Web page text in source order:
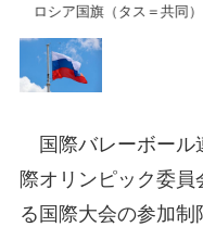
ロシア国旗（タス＝共同）
国際バレーボール
際オリンピック委
る国際大会の参加制